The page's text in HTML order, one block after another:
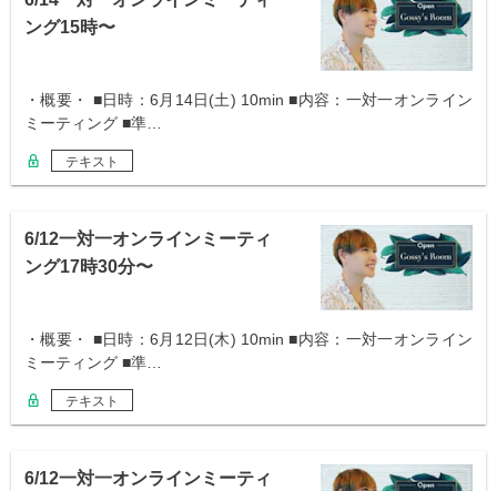
ング15時〜
・概要・ ■日時：6月14日(土) 10min ■内容：一対一オンライン
ミーティング ■準…
テキスト
6/12一対一オンラインミーティ
ング17時30分〜
・概要・ ■日時：6月12日(木) 10min ■内容：一対一オンライン
ミーティング ■準…
テキスト
6/12一対一オンラインミーティ